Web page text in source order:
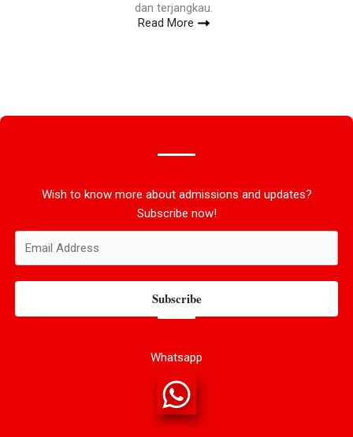
dan terjangkau.
Read More
Wish to know more about admissions and updates?
Subscribe now!
Subscribe
Whatsapp